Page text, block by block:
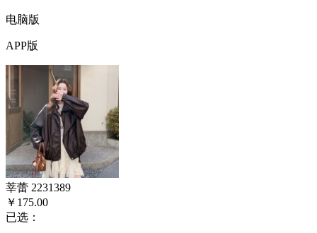
电脑版
APP版
莘蕾 2231389
￥175.00
已选：